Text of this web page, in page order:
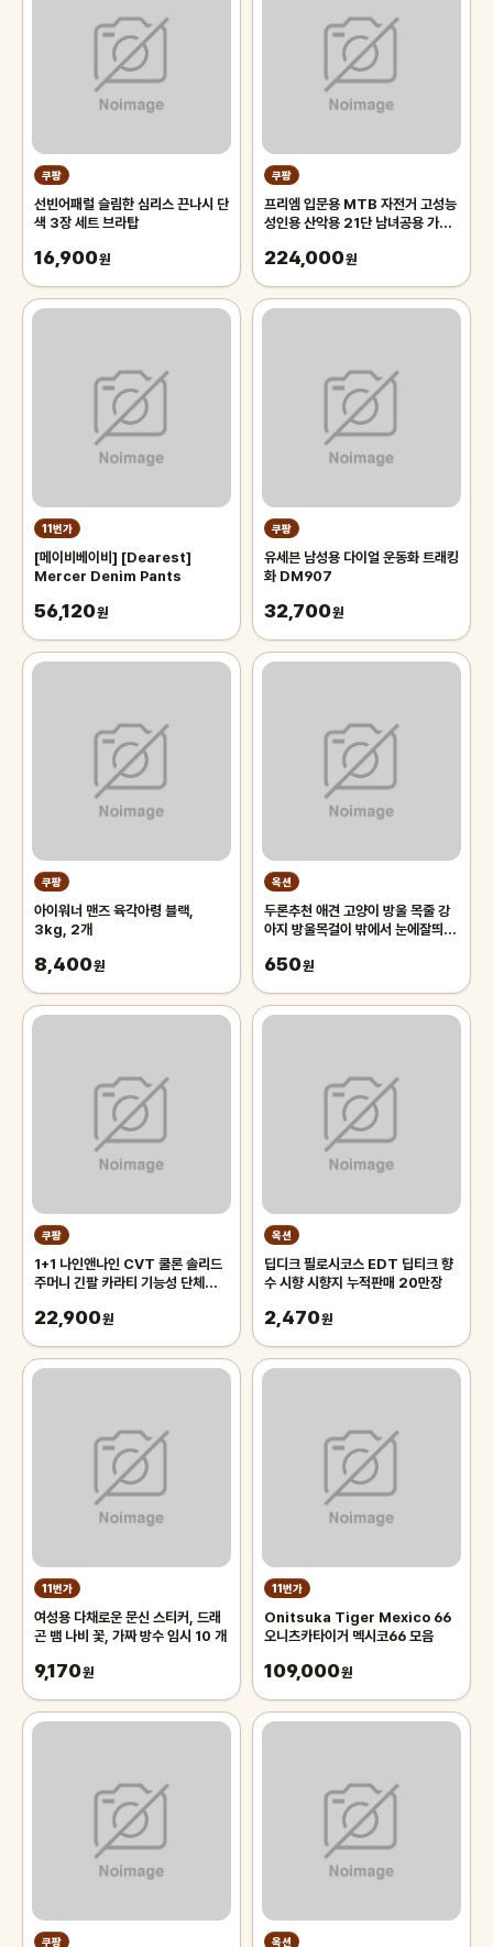
쿠팡
선빈어패럴 슬림한 심리스 끈나시 단
색 3장 세트 브라탑
16,900원
쿠팡
프리엠 입문용 MTB 자전거 고성능
성인용 산악용 21단 남녀공용 가성
175cm, 그레이 오렌지/21단/26
224,000원
11번가
[메이비베이비] [Dearest]
Mercer Denim Pants
56,120원
쿠팡
유세븐 남성용 다이얼 운동화 트래킹
화 DM907
32,700원
쿠팡
아이워너 맨즈 육각아령 블랙,
3kg, 2개
8,400원
옥션
두론추천 애견 고양이 방울 목줄 강
아지 방울목걸이 밖에서 눈에잘띄는
650원
쿠팡
1+1 나인앤나인 CVT 쿨론 솔리드
주머니 긴팔 카라티 기능성 단체복
22,900원
옥션
딥디크 필로시코스 EDT 딥티크 향
수 시향 시향지 누적판매 20만장
2,470원
11번가
여성용 다채로운 문신 스티커, 드래
곤 뱀 나비 꽃, 가짜 방수 임시 10 개
9,170원
11번가
Onitsuka Tiger Mexico 66
오니츠카타이거 멕시코66 모음
109,000원
쿠팡 옥션